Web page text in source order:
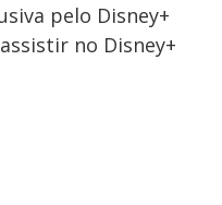
pelo Disney+
no Disney+